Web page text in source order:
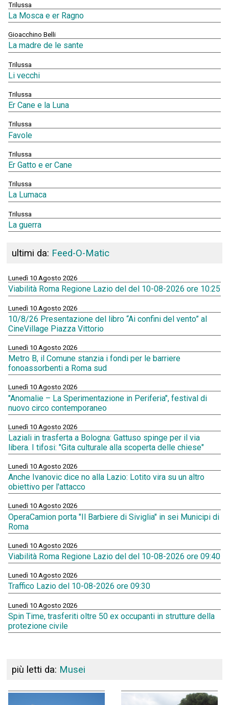
Trilussa
La Mosca e er Ragno
Gioacchino Belli
La madre de le sante
Trilussa
Li vecchi
Trilussa
Er Cane e la Luna
Trilussa
Favole
Trilussa
Er Gatto e er Cane
Trilussa
La Lumaca
Trilussa
La guerra
ultimi da: Feed-O-Matic
Lunedì 10 Agosto 2026
Viabilità Roma Regione Lazio del del 10-08-2026 ore 10:25
Lunedì 10 Agosto 2026
10/8/26 Presentazione del libro “Ai confini del vento” al
CineVillage Piazza Vittorio
Lunedì 10 Agosto 2026
Metro B, il Comune stanzia i fondi per le barriere
fonoassorbenti a Roma sud
Lunedì 10 Agosto 2026
"Anomalie – La Sperimentazione in Periferia", festival di
nuovo circo contemporaneo
Lunedì 10 Agosto 2026
Laziali in trasferta a Bologna: Gattuso spinge per il via
libera. I tifosi: "Gita culturale alla scoperta delle chiese"
Lunedì 10 Agosto 2026
Anche Ivanovic dice no alla Lazio: Lotito vira su un altro
obiettivo per l'attacco
Lunedì 10 Agosto 2026
OperaCamion porta "Il Barbiere di Siviglia" in sei Municipi di
Roma
Lunedì 10 Agosto 2026
Viabilità Roma Regione Lazio del del 10-08-2026 ore 09:40
Lunedì 10 Agosto 2026
Traffico Lazio del 10-08-2026 ore 09:30
Lunedì 10 Agosto 2026
Spin Time, trasferiti oltre 50 ex occupanti in strutture della
protezione civile
più letti da: Musei